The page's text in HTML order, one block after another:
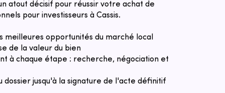
atout décisif pour réussir votre achat de
pour investisseurs à Cassis.
meilleures opportunités du marché local
de la valeur du bien
à chaque étape : recherche, négociation et
dossier jusqu'à la signature de l'acte définitif